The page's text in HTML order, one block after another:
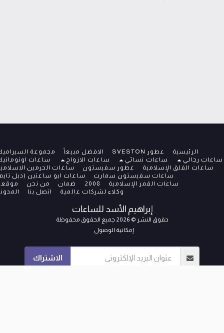
إبراهيم الأسد للساعات
حقوق النشر © 2026 جميع الحقوق محفوظة
إمكانية الوصول
الرئيسية عطور SVESTON الافضل مبيعاً
مجموعة السيراميك
رجالي
ساعات نسائي ساعات الازواج
ساعات اوتوماتيك
ساعات الفلق الإسلامية
عطور سفيستون
ساعات الحرمين الاسلامية
ساعات سفيستون سمارت
ساعات ابو ساعتين (دبل تايم)
ساعات القمر الإسلامية
2008 ضمان من نحن
موقعنا
وكلاء لشركات عالمية
اتصل بنا المدونة
الاشتراك